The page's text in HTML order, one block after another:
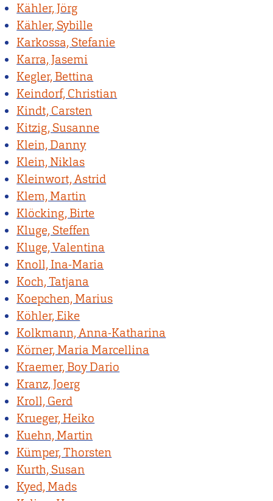
Kähler, Jörg
Kähler, Sybille
Karkossa, Stefanie
Karra, Jasemi
Kegler, Bettina
Keindorf, Christian
Kindt, Carsten
Kitzig, Susanne
Klein, Danny
Klein, Niklas
Kleinwort, Astrid
Klem, Martin
Klöcking, Birte
Kluge, Steffen
Kluge, Valentina
Knoll, Ina-Maria
Koch, Tatjana
Koepchen, Marius
Köhler, Eike
Kolkmann, Anna-Katharina
Körner, Maria Marcellina
Kraemer, Boy Dario
Kranz, Joerg
Kroll, Gerd
Krueger, Heiko
Kuehn, Martin
Kümper, Thorsten
Kurth, Susan
Kyed, Mads